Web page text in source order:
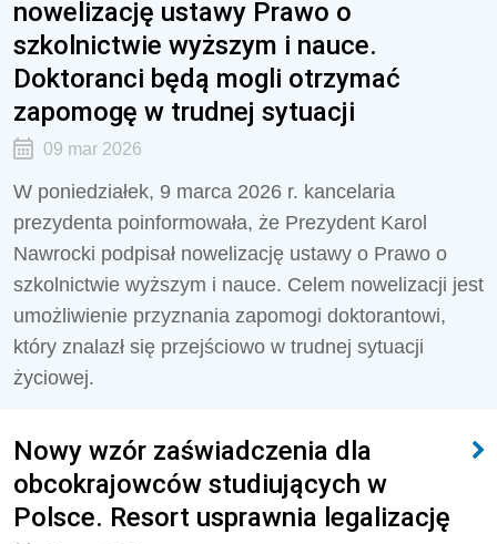
nowelizację ustawy Prawo o
szkolnictwie wyższym i nauce.
Doktoranci będą mogli otrzymać
zapomogę w trudnej sytuacji
09 mar 2026
W poniedziałek, 9 marca 2026 r. kancelaria
prezydenta poinformowała, że Prezydent Karol
Nawrocki podpisał nowelizację ustawy o Prawo o
szkolnictwie wyższym i nauce. Celem nowelizacji jest
umożliwienie przyznania zapomogi doktorantowi,
który znalazł się przejściowo w trudnej sytuacji
życiowej.
Nowy wzór zaświadczenia dla
obcokrajowców studiujących w
Polsce. Resort usprawnia legalizację